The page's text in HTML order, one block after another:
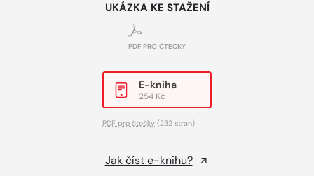
UKÁZKA KE STAŽENÍ
PDF PRO ČTEČKY
E-kniha
254 Kč
PDF pro čtečky (232 stran)
Jak číst e-knihu?